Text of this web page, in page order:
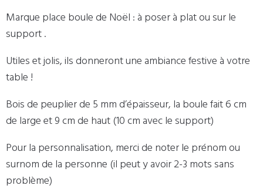
Marque place boule de Noël : à poser à plat ou sur le
support .
Utiles et jolis, ils donneront une ambiance festive à votre
table !
Bois de peuplier de 5 mm d’épaisseur, la boule fait 6 cm
de large et 9 cm de haut (10 cm avec le support)
Pour la personnalisation, merci de noter le prénom ou
surnom de la personne (il peut y avoir 2-3 mots sans
problème)